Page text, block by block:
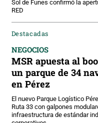
Sol de Funes confirmó la
RED
Destacadas
NEGOCIOS
MSR apuesta al
un parque de 34
en Pérez
El nuevo Parque Logístico
Ruta 33 con galpones
infraestructura de estándar